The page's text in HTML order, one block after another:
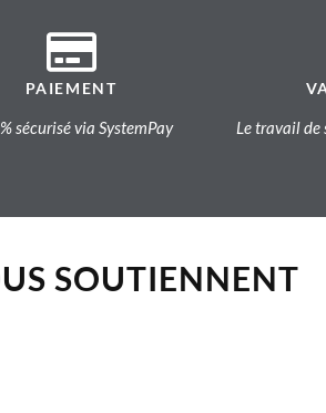
PAIEMENT
sécurisé via SystemPay Le travail de
SOUTIENNENT